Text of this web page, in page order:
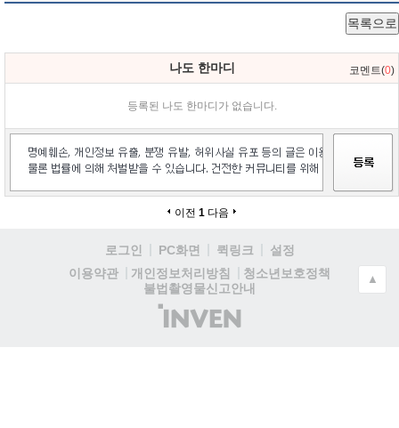
목록으로
나도 한마디 코멘트(0)
등록된 나도 한마디가 없습니다.
이전 1 다음
로그인 PC화면 퀵링크
설정
이용약관
개인정보처리방침
청소년보호정책
불법촬영물신고안내
(주)
인
▲